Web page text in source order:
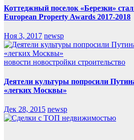
Коттеджный поселок «Березки»
European Property Awards 2017-2018
Ноя 3, 2017 newsp
новости новостройки строительство
Деятели культуры попросили
«легких Москвы»
Дек 28, 2015 newsp